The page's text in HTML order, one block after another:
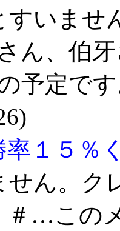
いませ
ん、伯
予定で
１５％
ん。ク
＃…この